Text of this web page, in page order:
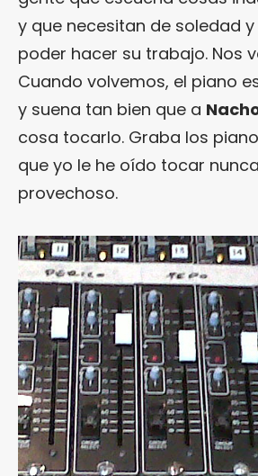
y que necesitan de soledad
poder hacer su trabajo. Nos
Cuando volvemos, el piano
y suena tan bien que a
cosa tocarlo. Graba los
que yo le he oído tocar
provechoso.